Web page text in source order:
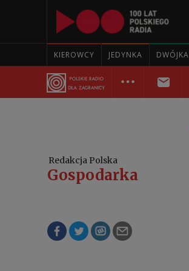
KIEROWCY JEDYNKA DWÓJKA
Redakcja Polska
Gospodarka